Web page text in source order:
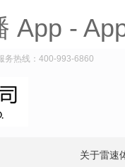
App -
务热线：400-993-6860
关于雷速